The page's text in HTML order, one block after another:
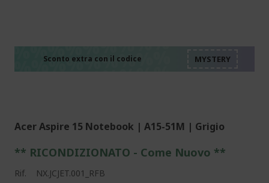
Sconto extra con il codice
Acer Aspire 15 Notebook | A15-51M | Grigio
** RICONDIZIONATO - Come Nuovo **
Rif. NX.JCJET.001_RFB